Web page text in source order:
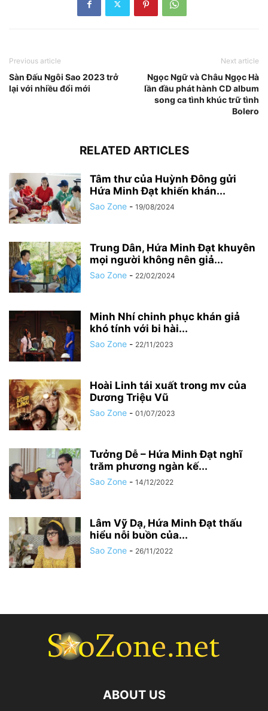
Previous article
Sàn Đấu Ngôi Sao 2023 trở
lại với nhiều đổi mới
Next article
Ngọc Ngữ và Châu Ngọc Hà
lần đầu phát hành CD album
song ca tình khúc trữ tình
Bolero
RELATED ARTICLES
Tâm thư của Huỳnh Đông gửi
Hứa Minh Đạt khiến khán...
Sao Zone - 19/08/2024
Trung Dân, Hứa Minh Đạt khuyên
mọi người không nên giả...
Sao Zone - 22/02/2024
Minh Nhí chinh phục khán giả
khó tính với bi hài...
Sao Zone - 22/11/2023
Hoài Linh tái xuất trong mv của
Dương Triệu Vũ
Sao Zone - 01/07/2023
Tưởng Dễ – Hứa Minh Đạt nghĩ
trăm phương ngàn kế...
Sao Zone - 14/12/2022
Lâm Vỹ Dạ, Hứa Minh Đạt thấu
hiểu nỗi buồn của...
Sao Zone - 26/11/2022
ABOUT US